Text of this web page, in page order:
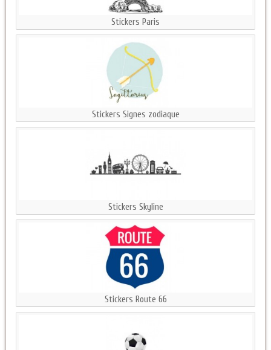
Stickers Paris
Stickers Signes zodiaque
Stickers Skyline
Stickers Route 66